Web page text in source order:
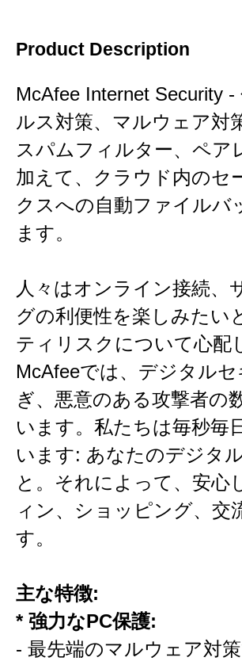
Product Description
McAfee Internet Security
ルス対策、マルウェア対
スパムフィルター、ペ
加えて、クラウド内のセ
クスへの自動ファイルバ
ます。
人々はオンライン接続、
グの利便性を楽しみたい
ティリスクについて心配
McAfeeでは、デジタル
ぎ、悪意のある攻撃者の
います。私たちは毎秒毎
います: あなたのデジタ
と。それによって、安心
ィン、ショッピング、
す。
主な特徴:
* 強力なPC保護:
- 最先端のマルウェア対